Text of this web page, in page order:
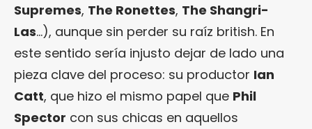
Supremes, The Ronettes, The Shangri-
Las…), aunque sin perder su raíz british. En
este sentido sería injusto dejar de lado una
pieza clave del proceso: su productor Ian
Catt, que hizo el mismo papel que Phil
Spector con sus chicas en aquellos